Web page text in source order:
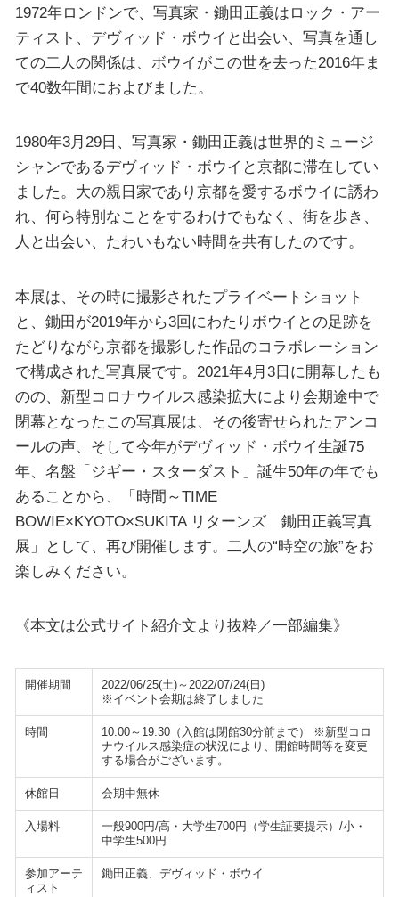
1972年ロンドンで、写真家・鋤田正義はロック・アー
ティスト、デヴィッド・ボウイと出会い、写真を通し
ての二人の関係は、ボウイがこの世を去った2016年ま
で40数年間におよびました。
1980年3月29日、写真家・鋤田正義は世界的ミュージ
シャンであるデヴィッド・ボウイと京都に滞在してい
ました。大の親日家であり京都を愛するボウイに誘わ
れ、何ら特別なことをするわけでもなく、街を歩き、
人と出会い、たわいもない時間を共有したのです。
本展は、その時に撮影されたプライベートショット
と、鋤田が2019年から3回にわたりボウイとの足跡を
たどりながら京都を撮影した作品のコラボレーション
で構成された写真展です。2021年4月3日に開幕したも
のの、新型コロナウイルス感染拡大により会期途中で
閉幕となったこの写真展は、その後寄せられたアンコ
ールの声、そして今年がデヴィッド・ボウイ生誕75
年、名盤「ジギー・スターダスト」誕生50年の年でも
あることから、「時間～TIME
BOWIE×KYOTO×SUKITA リターンズ 鋤田正義写真
展」として、再び開催します。二人の“時空の旅”をお
楽しみください。
《本文は公式サイト紹介文より抜粋／一部編集》
開催期間
2022/06/25(土)～2022/07/24(日)
※イベント会期は終了しました
時間
10:00～19:30（入館は閉館30分前まで） ※新型コロ
ナウイルス感染症の状況により、開館時間等を変更
する場合がございます。
休館日 会期中無休
入場料
一般900円/高・大学生700円（学生証要提示）/小・
中学生500円
参加アーテ
ィスト
鋤田正義、デヴィッド・ボウイ